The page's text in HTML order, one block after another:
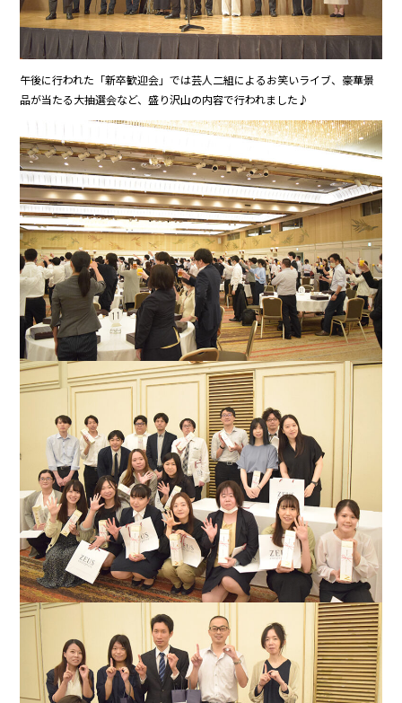
午後に行われた「新卒歓迎会」では芸人二組によるお笑いライブ、豪華景
品が当たる大抽選会など、盛り沢山の内容で行われました♪